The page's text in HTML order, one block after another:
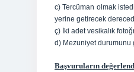
c) Tercüman olmak
yerine getirecek
ç) İki adet vesikalık
d) Mezuniyet durumunu
Başvuruların